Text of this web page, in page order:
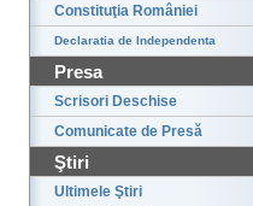
Constituţia României
Declaratia de Independenta
Presa
Scrisori Deschise
Comunicate de Presă
Ştiri
Ultimele Ştiri